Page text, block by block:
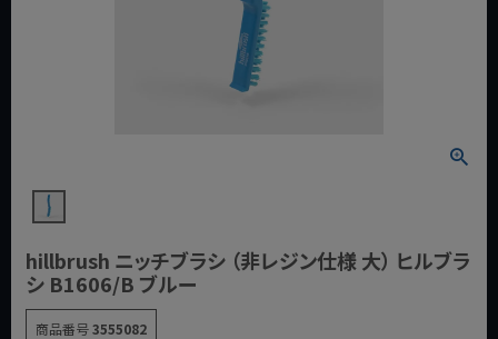
hillbrush ニッチブラシ （非レジン仕様 大） ヒルブラ
シ B1606/B ブルー
商品番号3555082